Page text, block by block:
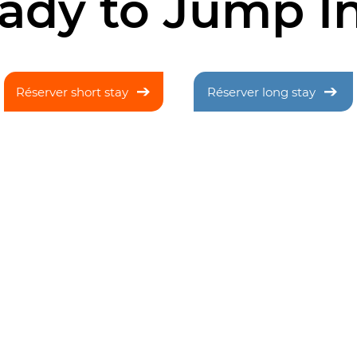
Réserver short stay Réserver long stay